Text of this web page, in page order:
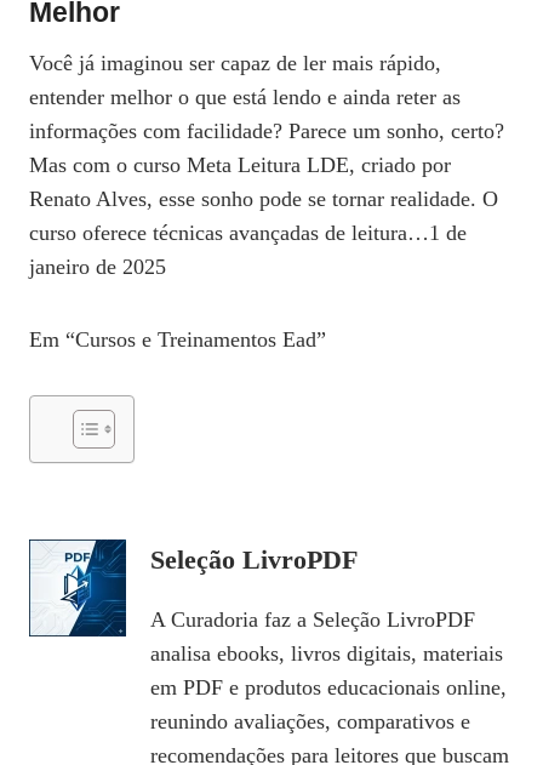
Melhor
Você já imaginou ser capaz de ler mais rápido,
entender melhor o que está lendo e ainda reter as
informações com facilidade? Parece um sonho, certo?
Mas com o curso Meta Leitura LDE, criado por
Renato Alves, esse sonho pode se tornar realidade. O
curso oferece técnicas avançadas de leitura…1 de
janeiro de 2025
Em “Cursos e Treinamentos Ead”
Seleção LivroPDF
A Curadoria faz a Seleção LivroPDF
analisa ebooks, livros digitais, materiais
em PDF e produtos educacionais online,
reunindo avaliações, comparativos e
recomendações para leitores que buscam